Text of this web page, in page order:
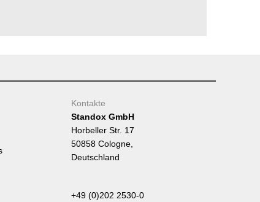
Kontakte
Standox GmbH
Horbeller Str. 17
50858 Cologne,
Deutschland
+49 (0)202 2530-0